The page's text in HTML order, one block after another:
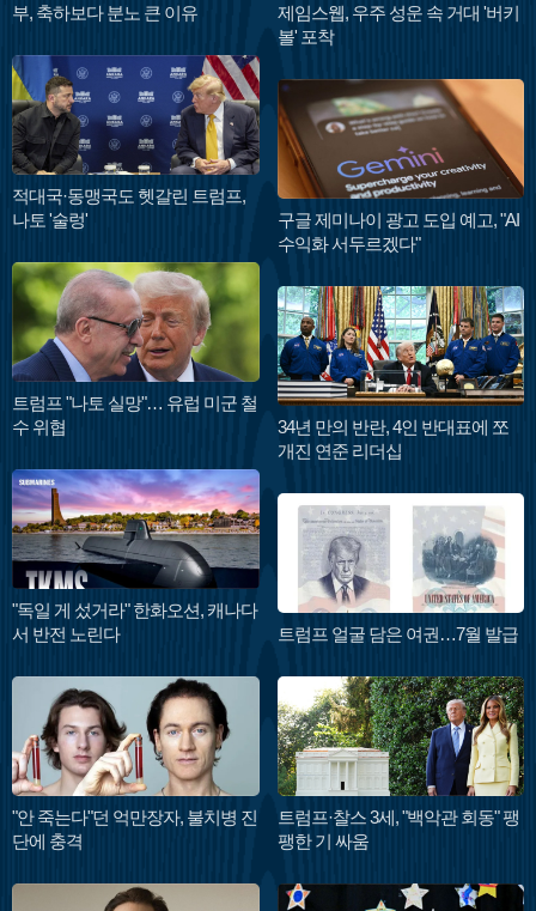
부, 축하보다 분노 큰 이유
적대국·동맹국도 헷갈린 트럼프,
나토 '술렁'
트럼프 "나토 실망"… 유럽 미군 철
수 위협
"독일 게 섰거라" 한화오션, 캐나다
서 반전 노린다
"안 죽는다"던 억만장자, 불치병 진
단에 충격
제임스웹, 우주 성운 속 거대 '버키
볼' 포착
구글 제미나이 광고 도입 예고, "AI
수익화 서두르겠다"
34년 만의 반란, 4인 반대표에 쪼
개진 연준 리더십
트럼프 얼굴 담은 여권…7월 발급
트럼프·찰스 3세, "백악관 회동" 팽
팽한 기 싸움